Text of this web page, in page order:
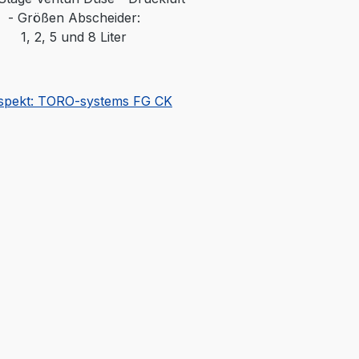
- Größen Abscheider:
1, 2, 5 und 8 Liter
TORO-systems FG CK